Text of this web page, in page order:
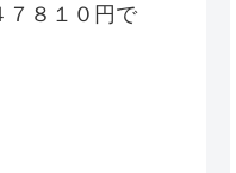
７８１０円で